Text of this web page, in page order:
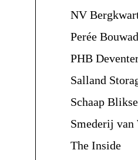
NV
Perée
PHB
Salland
Schaap
Smederij van
The Inside